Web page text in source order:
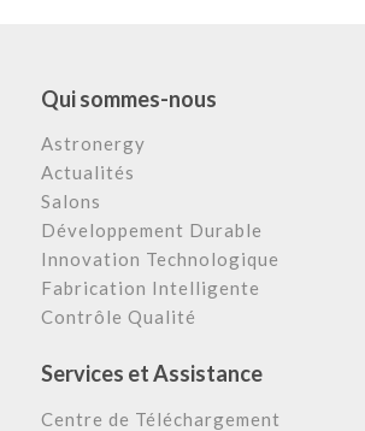
Qui sommes-nous
Astronergy
Actualités
Salons
Développement Durable
Innovation Technologique
Fabrication Intelligente
Contrôle Qualité
Services et Assistance
Centre de Téléchargement